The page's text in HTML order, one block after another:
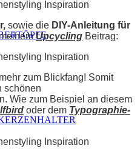
sowie die DIY-Anleitung für
Upcycling Beitrag:
zum Blickfang! Somit
schönen
Wie zum Beispiel an diesem
oder dem Typographie-